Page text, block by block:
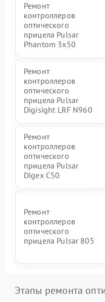
Ремонт
контроллеров
оптического
прицела Pulsar
Phantom 3x50
Ремонт
контроллеров
оптического
прицела Pulsar
Digisight LRF N960
Ремонт
контроллеров
оптического
прицела Pulsar
Digex C50
Ремонт
контроллеров
оптического
прицела Pulsar 805
Этапы ремонта